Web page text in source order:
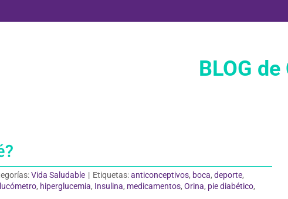
BLOG
Vida Saludable | Etiquetas:anticonceptivos, boca, deporte,
, hiperglucemia, Insulina, medicamentos, Orina, pie diabético,